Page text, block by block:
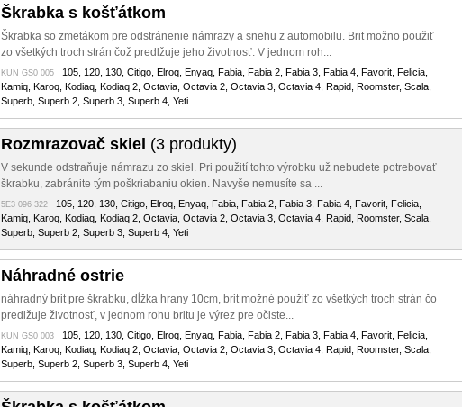
Škrabka s košťátkom
Škrabka so zmetákom pre odstránenie námrazy a snehu z automobilu. Brit možno použiť
zo všetkých troch strán čož predlžuje jeho životnosť. V jednom roh...
KUN GS0 005 105, 120, 130, Citigo, Elroq, Enyaq, Fabia, Fabia 2, Fabia 3, Fabia 4, Favorit, Felicia,
Kamiq, Karoq, Kodiaq, Kodiaq 2, Octavia, Octavia 2, Octavia 3, Octavia 4, Rapid, Roomster, Scala,
Superb, Superb 2, Superb 3, Superb 4, Yeti
Rozmrazovač skiel (3 produkty)
V sekunde odstraňuje námrazu zo skiel. Pri použití tohto výrobku už nebudete potrebovať
škrabku, zabránite tým poškriabaniu okien. Navyše nemusíte sa ...
5E3 096 322 105, 120, 130, Citigo, Elroq, Enyaq, Fabia, Fabia 2, Fabia 3, Fabia 4, Favorit, Felicia,
Kamiq, Karoq, Kodiaq, Kodiaq 2, Octavia, Octavia 2, Octavia 3, Octavia 4, Rapid, Roomster, Scala,
Superb, Superb 2, Superb 3, Superb 4, Yeti
Náhradné ostrie
náhradný brit pre škrabku, dĺžka hrany 10cm, brit možné použiť zo všetkých troch strán čo
predlžuje životnosť, v jednom rohu britu je výrez pre očiste...
KUN GS0 003 105, 120, 130, Citigo, Elroq, Enyaq, Fabia, Fabia 2, Fabia 3, Fabia 4, Favorit, Felicia,
Kamiq, Karoq, Kodiaq, Kodiaq 2, Octavia, Octavia 2, Octavia 3, Octavia 4, Rapid, Roomster, Scala,
Superb, Superb 2, Superb 3, Superb 4, Yeti